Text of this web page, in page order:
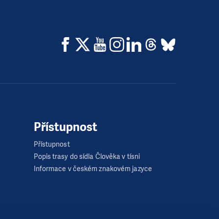
Přístupnost
Přístupnost
Popis trasy do sídla Člověka v tísni
Informace v českém znakovém jazyce